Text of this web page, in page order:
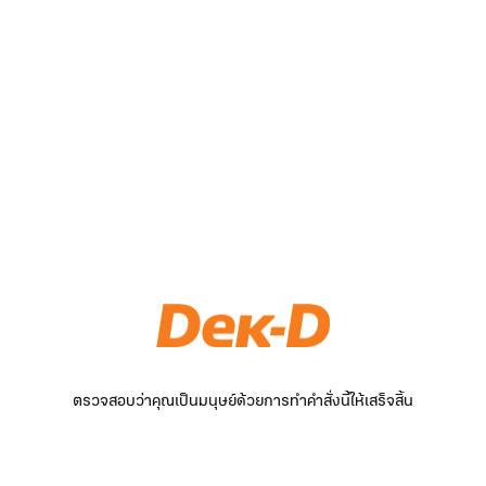
ตรวจสอบว่าคุณเป็นมนุษย์ด้วยการทำคำสั่งนี้ให้เสร็จสิ้น